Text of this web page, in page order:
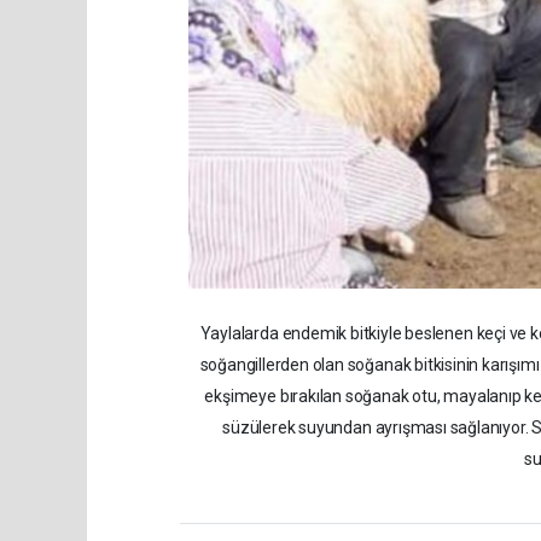
Yaylalarda endemik bitkiyle beslenen keçi ve
soğangillerden olan soğanak bitkisinin
ekşimeye bırakılan soğanak otu, mayalanıp
süzülerek suyundan ayrışması